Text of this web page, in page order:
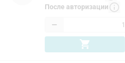
После авторизации
−